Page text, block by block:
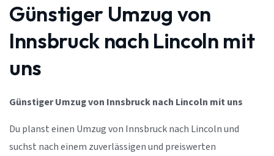
Günstiger Umzug von
Innsbruck nach Lincoln mit
uns
Günstiger Umzug von Innsbruck nach Lincoln mit uns
Du planst einen Umzug von Innsbruck nach Lincoln und
suchst nach einem zuverlässigen und preiswerten